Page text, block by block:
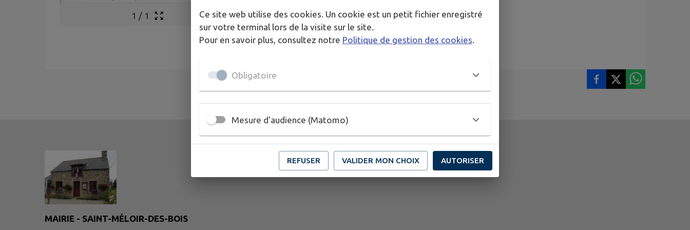
1 / 1
MAIRIE - SAINT-MÉLOIR-DES-BOIS
Ce site web utilise des cookies. Un cookie est un petit fichier enregistré
sur votre terminal lors de la visite sur le site.
Pour en savoir plus, consultez notre Politique de gestion des cookies.
Obligatoire
Mesure d'audience (Matomo)
REFUSER VALIDER MON CHOIX AUTORISER